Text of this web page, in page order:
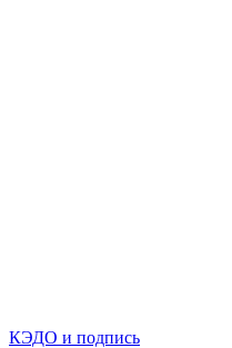
КЭДО и подпись